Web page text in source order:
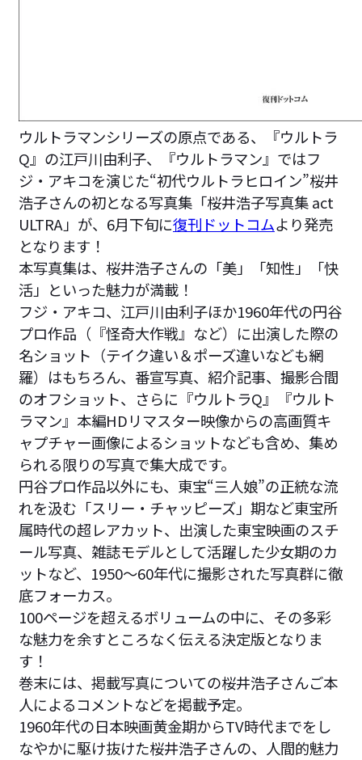
ウルトラマンシリーズの原点である、『ウルトラ
Q』の江戸川由利子、『ウルトラマン』ではフ
ジ・アキコを演じた“初代ウルトラヒロイン”桜井
浩子さんの初となる写真集「桜井浩子写真集 act
ULTRA」が、6月下旬に復刊ドットコムより発売
となります！
本写真集は、桜井浩子さんの「美」「知性」「快
活」といった魅力が満載！
フジ・アキコ、江戸川由利子ほか1960年代の円谷
プロ作品（『怪奇大作戦』など）に出演した際の
名ショット（テイク違い＆ポーズ違いなども網
羅）はもちろん、番宣写真、紹介記事、撮影合間
のオフショット、さらに『ウルトラQ』『ウルト
ラマン』本編HDリマスター映像からの高画質キ
ャプチャー画像によるショットなども含め、集め
られる限りの写真で集大成です。
円谷プロ作品以外にも、東宝“三人娘”の正統な流
れを汲む「スリー・チャッピーズ」期など東宝所
属時代の超レアカット、出演した東宝映画のスチ
ール写真、雑誌モデルとして活躍した少女期のカ
ットなど、1950～60年代に撮影された写真群に徹
底フォーカス。
100ページを超えるボリュームの中に、その多彩
な魅力を余すところなく伝える決定版となりま
す！
巻末には、掲載写真についての桜井浩子さんご本
人によるコメントなどを掲載予定。
1960年代の日本映画黄金期からTV時代までをし
なやかに駆け抜けた桜井浩子さんの、人間的魅力